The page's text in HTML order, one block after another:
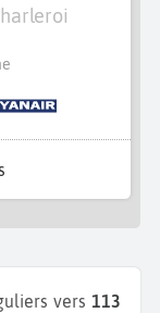
vers 113